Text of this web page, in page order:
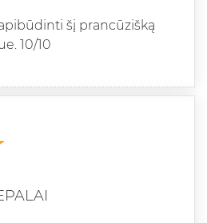
šį prancūzišką
10/10